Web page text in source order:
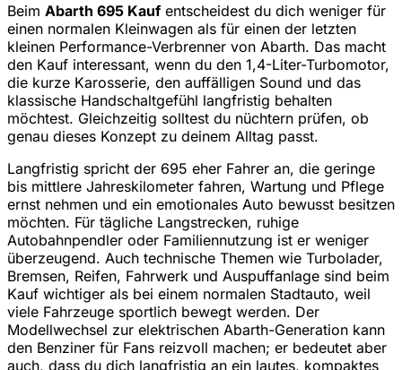
Beim Abarth 695 Kaufentscheidest du dich weniger für
einen normalen Kleinwagen als für einen der letzten
kleinen Performance-Verbrenner von Abarth. Das macht
den Kauf interessant, wenn du den 1,4-Liter-Turbomotor,
die kurze Karosserie, den auffälligen Sound und das
klassische Handschaltgefühl langfristig behalten
möchtest. Gleichzeitig solltest du nüchtern prüfen, ob
genau dieses Konzept zu deinem Alltag passt.
Langfristig spricht der 695 eher Fahrer an, die geringe
bis mittlere Jahreskilometer fahren, Wartung und Pflege
ernst nehmen und ein emotionales Auto bewusst besitzen
möchten. Für tägliche Langstrecken, ruhige
Autobahnpendler oder Familiennutzung ist er weniger
überzeugend. Auch technische Themen wie Turbolader,
Bremsen, Reifen, Fahrwerk und Auspuffanlage sind beim
Kauf wichtiger als bei einem normalen Stadtauto, weil
viele Fahrzeuge sportlich bewegt werden. Der
Modellwechsel zur elektrischen Abarth-Generation kann
den Benziner für Fans reizvoll machen; er bedeutet aber
auch, dass du dich langfristig an ein lautes, kompaktes